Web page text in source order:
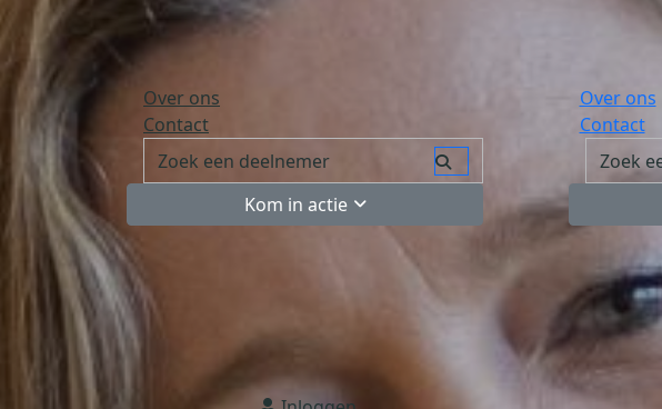
Over ons
Contact
Kom in actie
Over ons
Contact